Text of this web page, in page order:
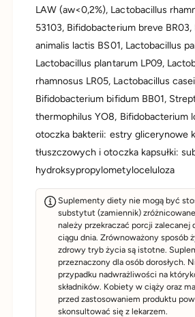
LAW (aw<0,2%), Lactobacillus
53103, Bifidobacterium breve
animalis lactis BS01, Lactobacillus
Lactobacillus plantarum LP09,
rhamnosus LR05, Lactobacillus
Bifidobacterium bifidum BB01,
thermophilus YO8, Bifidobacterium
otoczka bakterii: estry glicerynowe
tłuszczowych i otoczka kapsułki:
hydroksypropylometyloceluloza
Suplementy diety nie mogą być
substytut (zamiennik)
należy przekraczać porcji zalecanej
ciągu dnia. Zrównoważony sposób
zdrowy tryb życia są istotne.
przeznaczony dla osób dorosłych.
przypadku nadwrażliwości na
składników. Kobiety w ciąży oraz
przed zastosowaniem produktu
skonsultować się z lekarzem.